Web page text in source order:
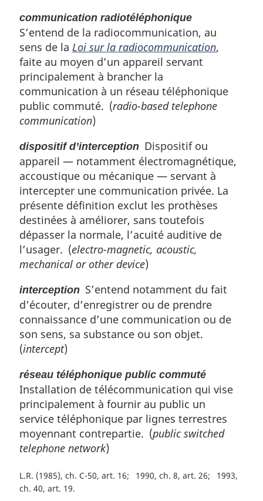
communication radiotéléphonique
S’entend de la radiocommunication, au
sens de la Loi sur la radiocommunication,
faite au moyen d’un appareil servant
principalement à brancher la
communication à un réseau téléphonique
public commuté. (radio-based telephone
communication)
dispositif d’interception Dispositif ou
appareil — notamment électromagnétique,
accoustique ou mécanique — servant à
intercepter une communication privée. La
présente définition exclut les prothèses
destinées à améliorer, sans toutefois
dépasser la normale, l’acuité auditive de
l’usager. (electro-magnetic, acoustic,
mechanical or other device)
interception S’entend notamment du fait
d’écouter, d’enregistrer ou de prendre
connaissance d’une communication ou de
son sens, sa substance ou son objet.
(intercept)
réseau téléphonique public commuté
Installation de télécommunication qui vise
principalement à fournir au public un
service téléphonique par lignes terrestres
moyennant contrepartie. (public switched
telephone network)
L.R. (1985), ch. C-50, art. 16 1990, ch. 8, art. 26
1993,
ch. 40, art. 19